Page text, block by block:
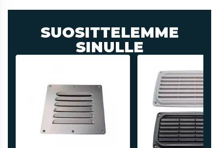
SUOSITTELEMME
SINULLE